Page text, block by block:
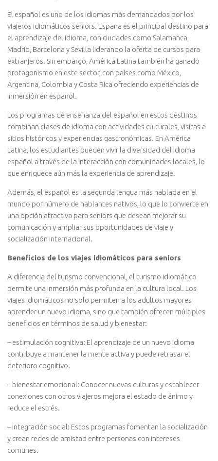
El español es uno de los idiomas más demandados por los
viajeros idiomáticos seniors. España es el principal destino para
el aprendizaje del idioma, con ciudades como Salamanca,
Madrid, Barcelona y Sevilla liderando la oferta de cursos para
extranjeros. Sin embargo, América Latina también ha ganado
protagonismo en este sector, con países como México,
Argentina, Colombia y Costa Rica ofreciendo experiencias de
inmersión en español.
Los programas de enseñanza del español en estos destinos
combinan clases de idioma con actividades culturales, visitas a
sitios históricos y experiencias gastronómicas. En América
Latina, los estudiantes pueden vivir la diversidad del idioma
español a través de la interacción con comunidades locales, lo
que enriquece aún más la experiencia de aprendizaje.
Además, el español es la segunda lengua más hablada en el
mundo por número de hablantes nativos, lo que lo convierte en
una opción atractiva para seniors que desean mejorar su
comunicación y ampliar sus oportunidades de viaje y
socialización internacional.
Beneficios de los viajes idiomáticos para seniors
A diferencia del turismo convencional, el turismo idiomático
permite una inmersión más profunda en la cultura local. Los
viajes idiomáticos no solo permiten a los adultos mayores
aprender un nuevo idioma, sino que también ofrecen múltiples
beneficios en términos de salud y bienestar:
– estimulación cognitiva: El aprendizaje de un nuevo idioma
contribuye a mantener la mente activa y puede retrasar el
deterioro cognitivo.
– bienestar emocional: Conocer nuevas culturas y establecer
conexiones con otros viajeros mejora el estado de ánimo y
reduce el estrés.
– integración social: Estos programas fomentan la socialización
y crean redes de amistad entre personas con intereses
comunes.